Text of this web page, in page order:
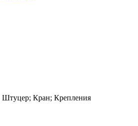
Штуцер; Кран; Крепления